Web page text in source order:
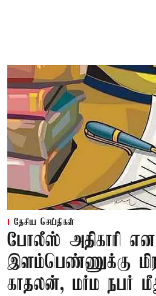
தேசிய செய்திகள்
போலீஸ் அதிகாரி என
இளம்பெண்ணுக்கு
காதலன், மர்ம நபர்